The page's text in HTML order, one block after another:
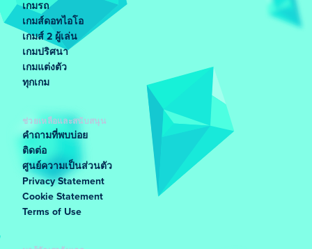
เกมรถ
เกมส์ดอทไอโอ
เกมส์ 2 ผู้เล่น
เกมปริศนา
เกมแต่งตัว
ทุกเกม
ช่วยเหลือและสนับสนุน
คำถามที่พบบ่อย
ติดต่อ
ศูนย์ความเป็นส่วนตัว
Privacy Statement
Cookie Statement
Terms of Use